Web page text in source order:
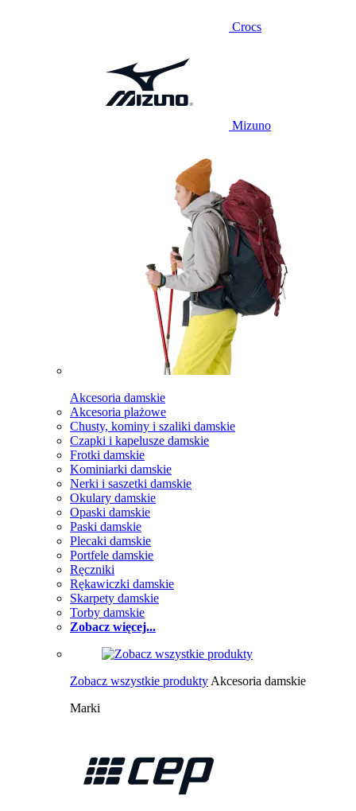
Crocs
Mizuno
Akcesoria damskie
Akcesoria plażowe
Chusty, kominy i szaliki damskie
Czapki i kapelusze damskie
Frotki damskie
Kominiarki damskie
Nerki i saszetki damskie
Okulary damskie
Opaski damskie
Paski damskie
Plecaki damskie
Portfele damskie
Ręczniki
Rękawiczki damskie
Skarpety damskie
Torby damskie
Zobacz więcej...
Zobacz wszystkie produkty Akcesoria damskie
Marki